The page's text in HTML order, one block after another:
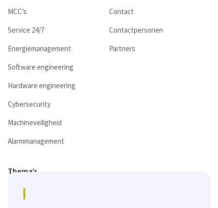
MCC’s
Service 24/7
Energiemanagement
Software engineering
Hardware engineering
Cybersecurity
Machineveiligheid
Alarmmanagement
Contact
Contactpersonen
Partners
Thema's